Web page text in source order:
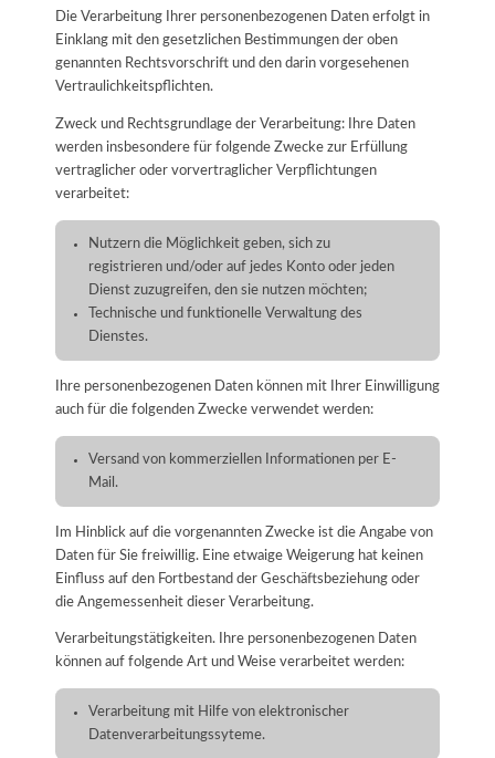
Die Verarbeitung Ihrer personenbezogenen Daten erfolgt in
Einklang mit den gesetzlichen Bestimmungen der oben
genannten Rechtsvorschrift und den darin vorgesehenen
Vertraulichkeitspflichten.
Zweck und Rechtsgrundlage der Verarbeitung: Ihre Daten
werden insbesondere für folgende Zwecke zur Erfüllung
vertraglicher oder vorvertraglicher Verpflichtungen
verarbeitet:
Nutzern die Möglichkeit geben, sich zu
registrieren und/oder auf jedes Konto oder jeden
Dienst zuzugreifen, den sie nutzen möchten;
Technische und funktionelle Verwaltung des
Dienstes.
Ihre personenbezogenen Daten können mit Ihrer Einwilligung
auch für die folgenden Zwecke verwendet werden:
Versand von kommerziellen Informationen per E-
Mail.
Im Hinblick auf die vorgenannten Zwecke ist die Angabe von
Daten für Sie freiwillig. Eine etwaige Weigerung hat keinen
Einfluss auf den Fortbestand der Geschäftsbeziehung oder
die Angemessenheit dieser Verarbeitung.
Verarbeitungstätigkeiten. Ihre personenbezogenen Daten
können auf folgende Art und Weise verarbeitet werden:
Verarbeitung mit Hilfe von elektronischer
Datenverarbeitungssyteme.